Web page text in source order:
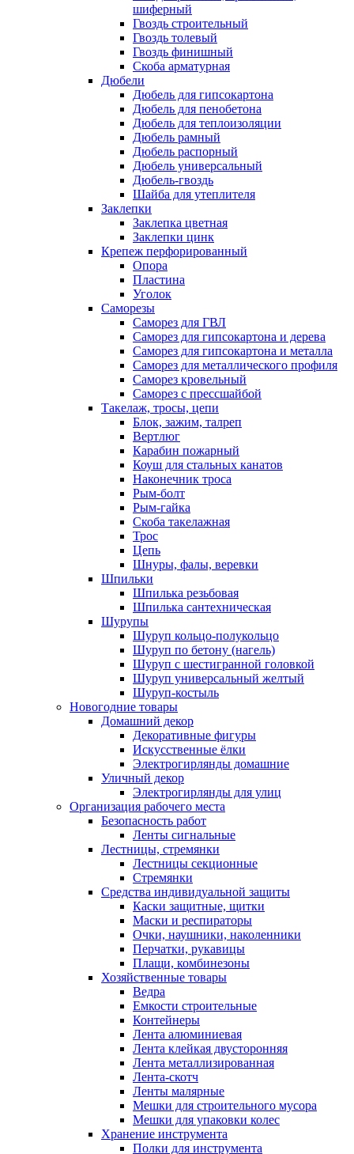
шиферный
Гвоздь строительный
Гвоздь толевый
Гвоздь финишный
Скоба арматурная
Дюбели
Дюбель для гипсокартона
Дюбель для пенобетона
Дюбель для теплоизоляции
Дюбель рамный
Дюбель распорный
Дюбель универсальный
Дюбель-гвоздь
Шайба для утеплителя
Заклепки
Заклепка цветная
Заклепки цинк
Крепеж перфорированный
Опора
Пластина
Уголок
Саморезы
Саморез для ГВЛ
Саморез для гипсокартона и дерева
Саморез для гипсокартона и металла
Саморез для металлического профиля
Саморез кровельный
Саморез с прессшайбой
Такелаж, тросы, цепи
Блок, зажим, талреп
Вертлюг
Карабин пожарный
Коуш для стальных канатов
Наконечник троса
Рым-болт
Рым-гайка
Скоба такелажная
Трос
Цепь
Шнуры, фалы, веревки
Шпильки
Шпилька резьбовая
Шпилька сантехническая
Шурупы
Шуруп кольцо-полукольцо
Шуруп по бетону (нагель)
Шуруп с шестигранной головкой
Шуруп универсальный желтый
Шуруп-костыль
Новогодние товары
Домашний декор
Декоративные фигуры
Искусственные ёлки
Электрогирлянды домашние
Уличный декор
Электрогирлянды для улиц
Организация рабочего места
Безопасность работ
Ленты сигнальные
Лестницы, стремянки
Лестницы секционные
Стремянки
Средства индивидуальной защиты
Каски защитные, щитки
Маски и респираторы
Очки, наушники, наколенники
Перчатки, рукавицы
Плащи, комбинезоны
Хозяйственные товары
Ведра
Емкости строительные
Контейнеры
Лента алюминиевая
Лента клейкая двусторонняя
Лента металлизированная
Лента-скотч
Ленты малярные
Мешки для строительного мусора
Мешки для упаковки колес
Хранение инструмента
Полки для инструмента